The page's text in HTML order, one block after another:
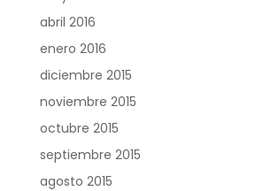
abril 2016
enero 2016
diciembre 2015
noviembre 2015
octubre 2015
septiembre 2015
agosto 2015